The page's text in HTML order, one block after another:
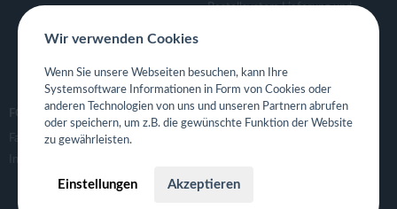
Bestellsystem Lieferung und
Eigene App für Restaurant
FOLGE UNS
Facebook
Instagram
Wir verwenden Cookies
Wenn Sie unsere Webseiten besuchen, kann Ihre
Systemsoftware Informationen in Form von Cookies oder
anderen Technologien von uns und unseren Partnern abrufen
oder speichern, um z.B. die gewünschte Funktion der Website
zu gewährleisten.
Einstellungen Akzeptieren